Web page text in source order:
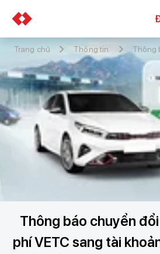
Trang chủ Thông tin Thông
Thông báo chuyển
phí VETC sang tài